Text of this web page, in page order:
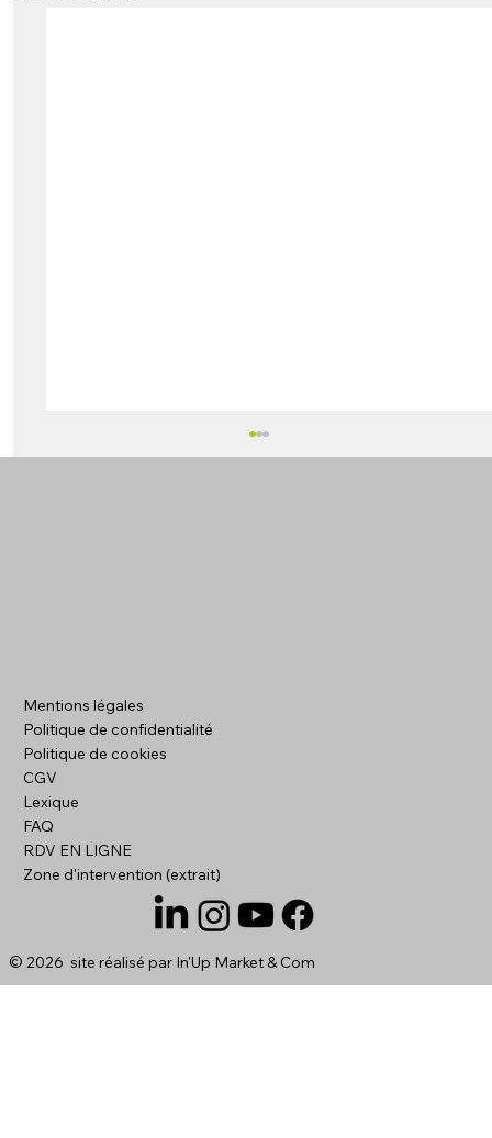
erreurs à éviter
Mentions légales
Politique de confidentialité
Politique de cookies
CGV
Lexique
FAQ
RDV EN LIGNE
Zone d'intervention (extrait)
© 2026 site réalisé par In'Up Market & Com